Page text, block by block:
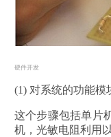
硬件开发
(1) 对系统的功能模
这个步骤包括单片
机，光敏电阻利用